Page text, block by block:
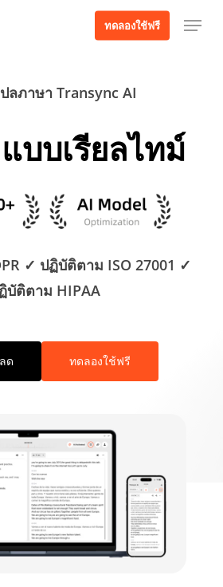
ทดลองใช้ฟรี เมนู
ลภาษา Transync AI
บบเรียลไทม์
✓ ปฏิบัติตาม ISO 27001 ✓
บัติตาม HIPAA
ด ทดลองใช้ฟรี